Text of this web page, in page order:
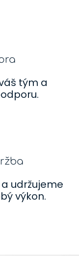
tým a
udržujeme
výkon.